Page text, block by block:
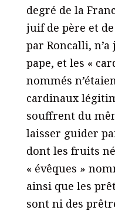
degré de la
juif de père et
par Roncalli,
pape, et les «
nommés
cardinaux
souffrent du
laisser guider
dont les fruits
« évêques »
ainsi que les
sont ni des